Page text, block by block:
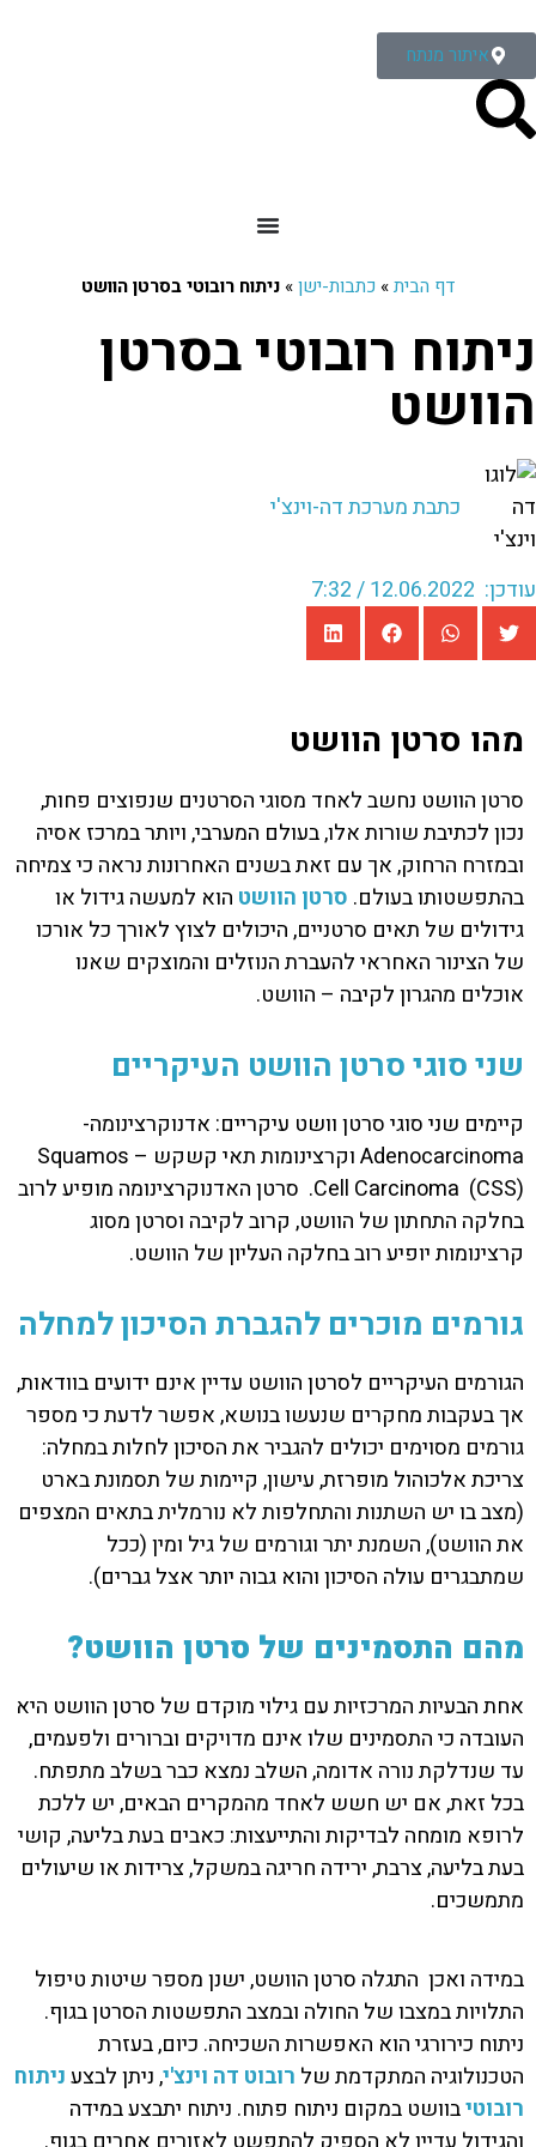
איתור מנתח
דף הבית» כתבות-ישן»ניתוח רובוטי בסרטן הוושט
ניתוח רובוטי בסרטן
הוושט
כתבת מערכת דה-וינצ'י
עודכן: 12.06.2022 / 7:32
מהו סרטן הוושט
סרטן הוושט נחשב לאחד מסוגי הסרטנים שנפוצים פחות,
נכון לכתיבת שורות אלו, בעולם המערבי, ויותר במרכז אסיה
ובמזרח הרחוק, אך עם זאת בשנים האחרונות נראה כי צמיחה
בהתפשטותו בעולם. סרטן הוושט הוא למעשה גידול או
גידולים של תאים סרטניים, היכולים לצוץ לאורך כל אורכו
של הצינור האחראי להעברת הנוזלים והמוצקים שאנו
אוכלים מהגרון לקיבה – הוושט.
שני סוגי סרטן הוושט העיקריים
קיימים שני סוגי סרטן וושט עיקריים: אדנוקרצינומה-
Adenocarcinoma וקרצינומות תאי קשקש – Squamos
Cell Carcinoma (CSS). סרטן האדנוקרצינומה מופיע לרוב
בחלקה התחתון של הוושט, קרוב לקיבה וסרטן מסוג
קרצינומות יופיע רוב בחלקה העליון של הוושט.
גורמים מוכרים להגברת הסיכון למחלה
הגורמים העיקריים לסרטן הוושט עדיין אינם ידועים בוודאות,
אך בעקבות מחקרים שנעשו בנושא, אפשר לדעת כי מספר
גורמים מסוימים יכולים להגביר את הסיכון לחלות במחלה:
צריכת אלכוהול מופרזת, עישון, קיימות של תסמונת בארט
(מצב בו יש השתנות והתחלפות לא נורמלית בתאים המצפים
את הוושט), השמנת יתר וגורמים של גיל ומין (ככל
שמתבגרים עולה הסיכון והוא גבוה יותר אצל גברים).
מהם התסמינים של סרטן הוושט?
אחת הבעיות המרכזיות עם גילוי מוקדם של סרטן הוושט היא
העובדה כי התסמינים שלו אינם מדויקים וברורים ולפעמים,
עד שנדלקת נורה אדומה, השלב נמצא כבר בשלב מתפתח.
בכל זאת, אם יש חשש לאחד מהמקרים הבאים, יש ללכת
לרופא מומחה לבדיקות והתייעצות: כאבים בעת בליעה, קושי
בעת בליעה, צרבת, ירידה חריגה במשקל, צרידות או שיעולים
מתמשכים.
במידה ואכן התגלה סרטן הוושט, ישנן מספר שיטות טיפול
התלויות במצבו של החולה ובמצב התפשטות הסרטן בגוף.
ניתוח כירורגי הוא האפשרות השכיחה. כיום, בעזרת
הטכנולוגיה המתקדמת של רובוט דה וינצ'י, ניתן לבצעניתוח
רובוטיבוושט במקום ניתוח פתוח. ניתוח יתבצע במידה